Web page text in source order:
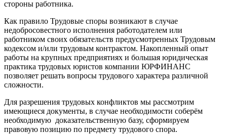
стороны работника.
Как правило Трудовые споры возникают в случае
недобросовестного исполнения работодателем или
работником своих обязательств предусмотренных Трудовым
кодексом и/или трудовым контрактом. Накопленный опыт
работы на крупных предприятиях и большая юридическая
практика трудовых юристов компании ЮРФИНАНС
позволяет решать вопросы трудового характера различной
сложности.
Для разрешения трудовых конфликтов мы рассмотрим
имеющиеся документы, в случае необходимости соберём
необходимую доказательственную базу, сформируем
правовую позицию по предмету трудового спора.